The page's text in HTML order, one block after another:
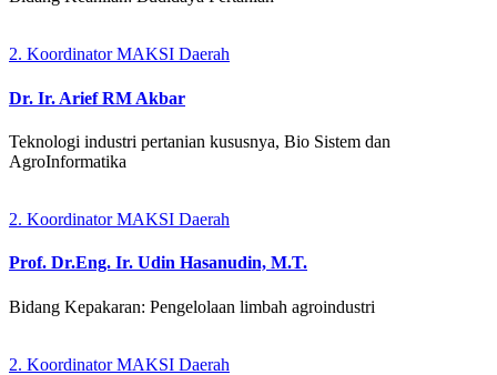
2. Koordinator MAKSI Daerah
Dr. Ir. Arief RM Akbar
Teknologi industri pertanian kususnya, Bio Sistem dan
AgroInformatika
2. Koordinator MAKSI Daerah
Prof. Dr.Eng. Ir. Udin Hasanudin, M.T.
Bidang Kepakaran: Pengelolaan limbah agroindustri
2. Koordinator MAKSI Daerah